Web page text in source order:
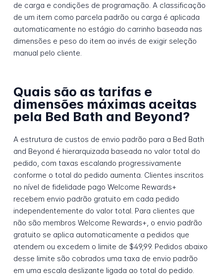
de carga e condições de programação. A classificação
de um item como parcela padrão ou carga é aplicada
automaticamente no estágio do carrinho baseada nas
dimensões e peso do item ao invés de exigir seleção
manual pelo cliente.
Quais são as tarifas e
dimensões máximas aceitas
pela Bed Bath and Beyond?
A estrutura de custos de envio padrão para a Bed Bath
and Beyond é hierarquizada baseada no valor total do
pedido, com taxas escalando progressivamente
conforme o total do pedido aumenta. Clientes inscritos
no nível de fidelidade pago Welcome Rewards+
recebem envio padrão gratuito em cada pedido
independentemente do valor total. Para clientes que
não são membros Welcome Rewards+, o envio padrão
gratuito se aplica automaticamente a pedidos que
atendem ou excedem o limite de $49,99. Pedidos abaixo
desse limite são cobrados uma taxa de envio padrão
em uma escala deslizante ligada ao total do pedido.